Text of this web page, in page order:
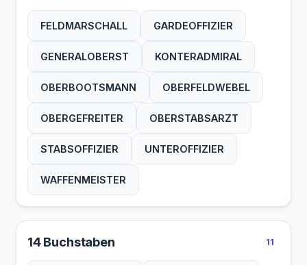
FELDMARSCHALL GARDEOFFIZIER
GENERALOBERST KONTERADMIRAL
OBERBOOTSMANN OBERFELDWEBEL
OBERGEFREITER OBERSTABSARZT
STABSOFFIZIER UNTEROFFIZIER
WAFFENMEISTER
14 Buchstaben 11